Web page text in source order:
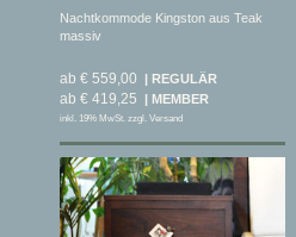
Nachtkommode Kingston aus Teak
massiv
ab € 559,00
ab € 419,25
inkl. 19% MwSt. zzgl. Versand